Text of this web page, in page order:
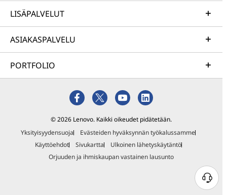
LISÄPALVELUT
ASIAKASPALVELU
PORTFOLIO
© 2026 Lenovo. Kaikki oikeudet pidätetään.
Yksityisyydensuoja
Evästeiden hyväksynnän työkalussamme
Käyttöehdot
Sivukartta
Ulkoinen lähetyskäytäntö
Orjuuden ja ihmiskaupan vastainen lausunto